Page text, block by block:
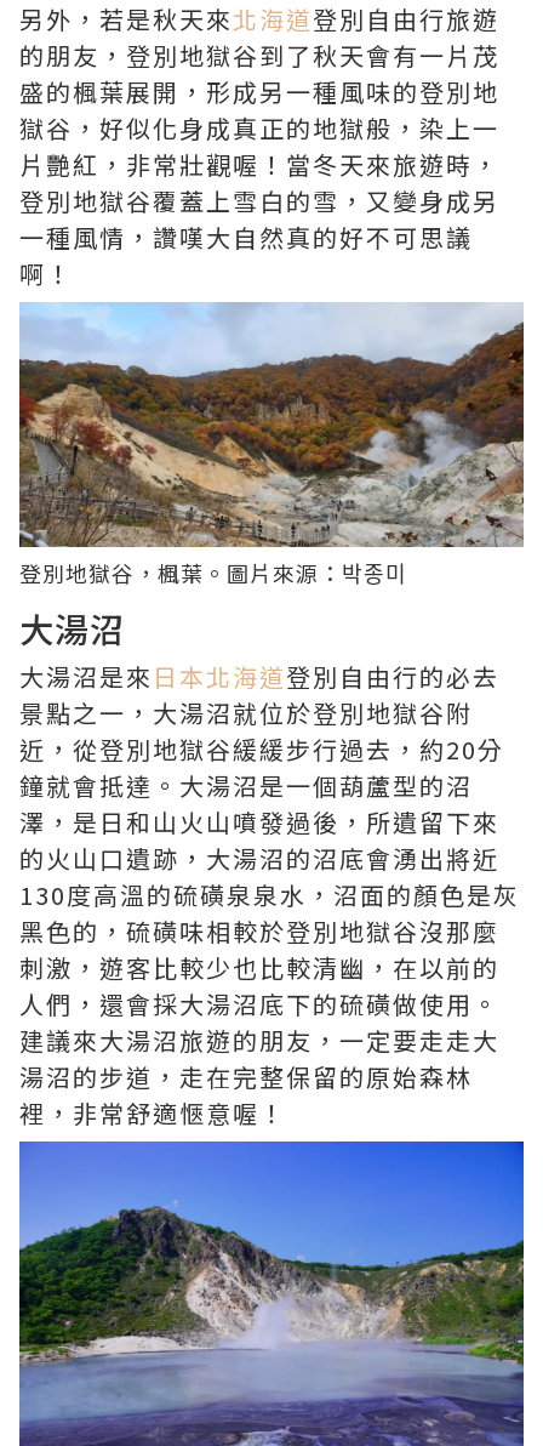
另外，若是秋天來北海道登別自由行旅遊
的朋友，登別地獄谷到了秋天會有一片茂
盛的楓葉展開，形成另一種風味的登別地
獄谷，好似化身成真正的地獄般，染上一
片艷紅，非常壯觀喔！當冬天來旅遊時，
登別地獄谷覆蓋上雪白的雪，又變身成另
一種風情，讚嘆大自然真的好不可思議
啊！
登別地獄谷，楓葉。圖片來源： 박종미
大湯沼
大湯沼是來 日本北海道登別自由行的必去
景點之一，大湯沼就位於登別地獄谷附
近，從登別地獄谷緩緩步行過去，約20分
鐘就會抵達。大湯沼是一個葫蘆型的沼
澤，是日和山火山噴發過後，所遺留下來
的火山口遺跡，大湯沼的沼底會湧出將近
130度高溫的硫磺泉泉水，沼面的顏色是灰
黑色的，硫磺味相較於登別地獄谷沒那麼
刺激，遊客比較少也比較清幽，在以前的
人們，還會採大湯沼底下的硫磺做使用。
建議來大湯沼旅遊的朋友，一定要走走大
湯沼的步道，走在完整保留的原始森林
裡，非常舒適愜意喔！